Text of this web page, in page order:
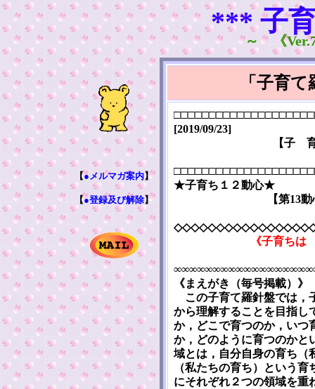
*** 子
～ 《
【●メルマガ案内】
【●登録及び解除】
「子育
[2019/09/23]
【子
★子育ち１２動心★
【第13
《子育ち
《まえがき（毎号掲載）》
この子育て羅針盤では，
から理解することを目指し
か，どこで育つのか，いつ
か，どのように育つのかと
域とは，自分自身の育ち（
（私たちの育ち）という
にそれぞれ２つの領域を重